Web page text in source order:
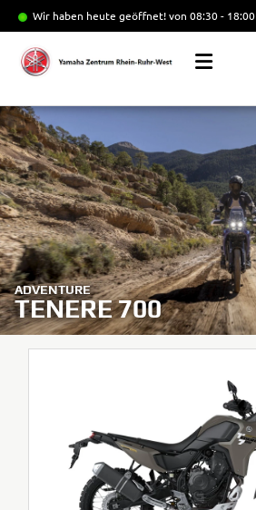
Wir haben heute geöffnet!von 08:30 - 18:00
ADVENTURE
TENERE 700